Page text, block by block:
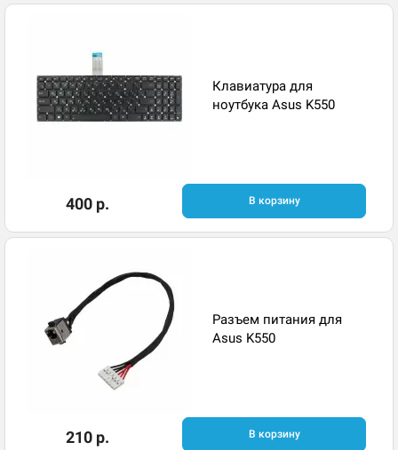
Клавиатура для
ноутбука Asus K550
400 р. В корзину
Разъем питания для
Asus K550
210 р. В корзину